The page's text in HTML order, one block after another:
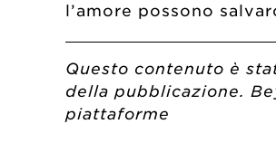
l’amore possono
Questo contenuto è
della pubblicazione.
piattaforme